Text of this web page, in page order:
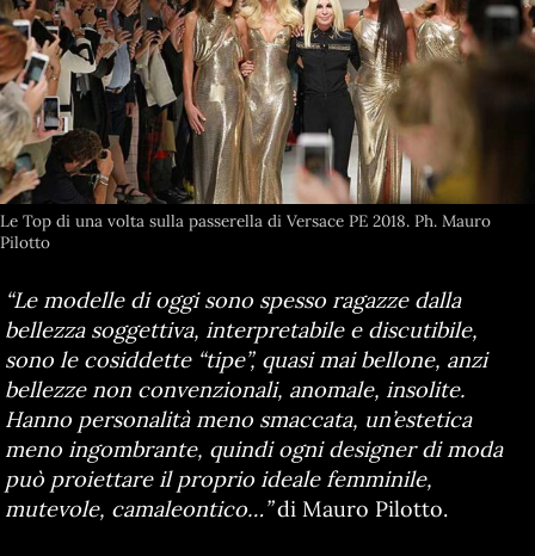
Le Top di una volta sulla passerella di Versace PE 2018. Ph. Mauro
Pilotto
“Le modelle di oggi sono spesso ragazze dalla
bellezza soggettiva, interpretabile e discutibile,
sono le cosiddette “tipe”, quasi mai bellone, anzi
bellezze non convenzionali, anomale, insolite.
Hanno personalità meno smaccata, un’estetica
meno ingombrante, quindi ogni designer di moda
può proiettare il proprio ideale femminile,
mutevole, camaleontico…”di Mauro Pilotto.